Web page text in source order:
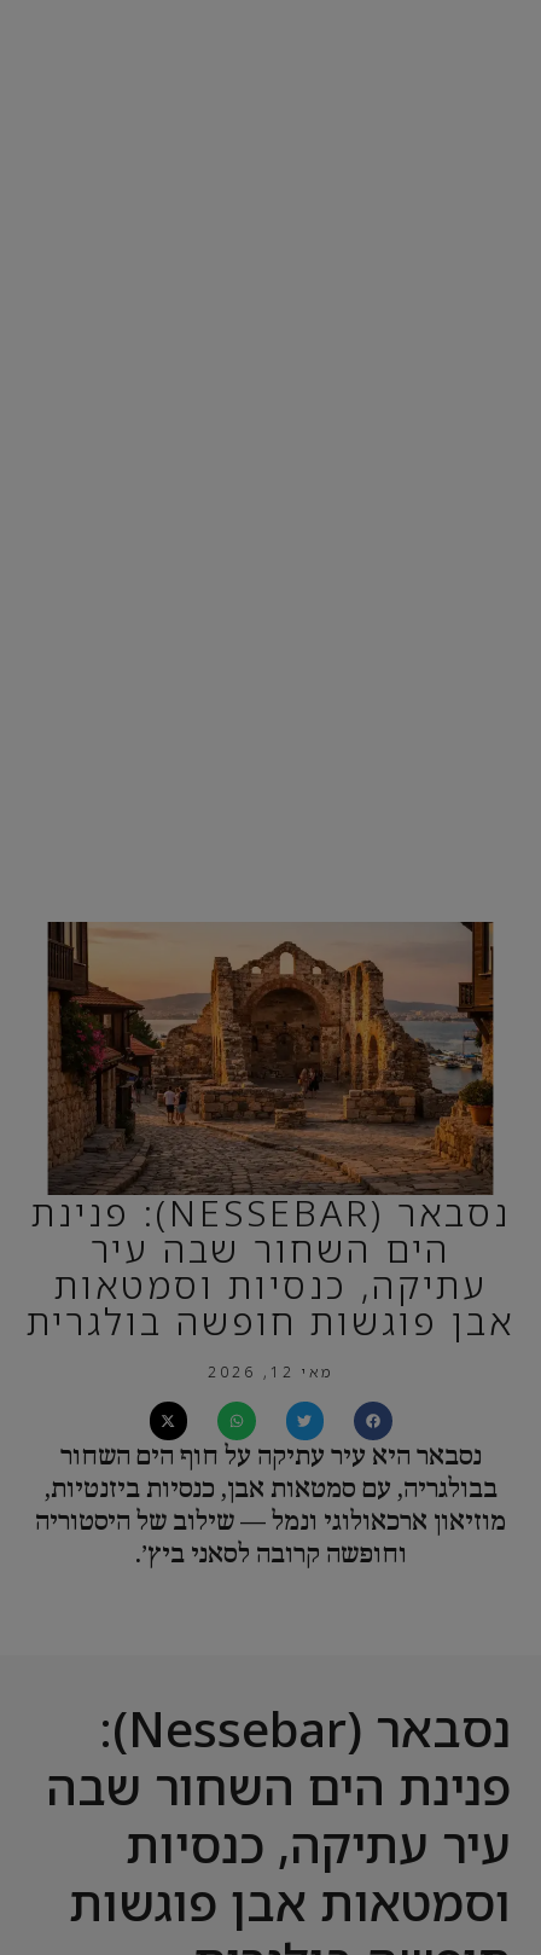
נסבאר (NESSEBAR): פנינת
הים השחור שבה עיר
עתיקה, כנסיות וסמטאות
אבן פוגשות חופשה בולגרית
מאי 12, 2026
נסבאר היא עיר עתיקה על חוף הים השחור
בבולגריה, עם סמטאות אבן, כנסיות ביזנטיות,
מוזיאון ארכאולוגי ונמל — שילוב של היסטוריה
וחופשה קרובה לסאני ביץ׳.
נסבאר (Nessebar):
פנינת הים השחור שבה
עיר עתיקה, כנסיות
וסמטאות אבן פוגשות